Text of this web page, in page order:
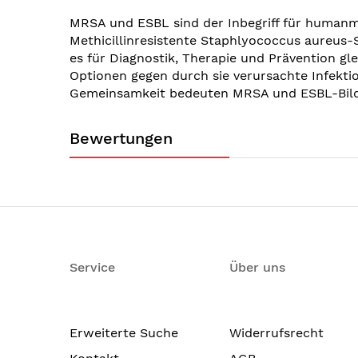
MRSA und ESBL sind der Inbegriff für
Methicillinresistente Staphlyococcus aureus-
es für Diagnostik, Therapie und Prävention
Optionen gegen durch sie verursachte
Gemeinsamkeit bedeuten MRSA und ESBL-
Bewertungen
Service
Erweiterte Suche
Über uns
Widerrufsrecht